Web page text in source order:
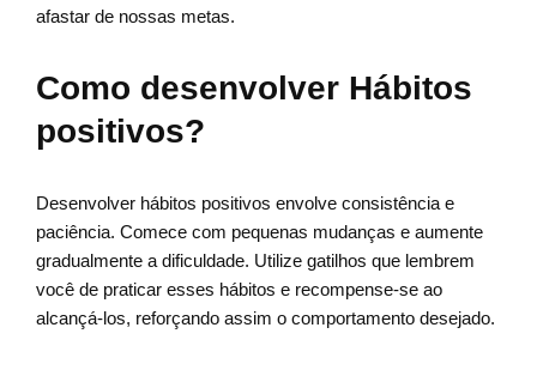
afastar de nossas metas.
Como desenvolver Hábitos
positivos?
Desenvolver hábitos positivos envolve consistência e
paciência. Comece com pequenas mudanças e aumente
gradualmente a dificuldade. Utilize gatilhos que lembrem
você de praticar esses hábitos e recompense-se ao
alcançá-los, reforçando assim o comportamento desejado.